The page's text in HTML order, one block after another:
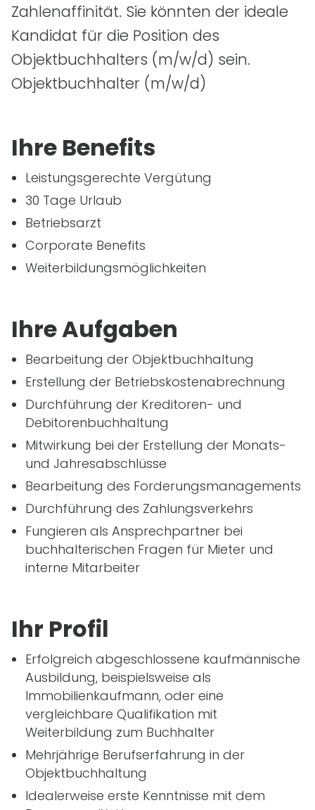
Zahlenaffinität. Sie könnten der ideale
Kandidat für die Position des
Objektbuchhalters (m/w/d) sein.
Objektbuchhalter (m/w/d)
Ihre Benefits
Leistungsgerechte Vergütung
30 Tage Urlaub
Betriebsarzt
Corporate Benefits
Weiterbildungsmöglichkeiten
Ihre Aufgaben
Bearbeitung der Objektbuchhaltung
Erstellung der Betriebskostenabrechnung
Durchführung der Kreditoren- und
Debitorenbuchhaltung
Mitwirkung bei der Erstellung der Monats-
und Jahresabschlüsse
Bearbeitung des Forderungsmanagements
Durchführung des Zahlungsverkehrs
Fungieren als Ansprechpartner bei
buchhalterischen Fragen für Mieter und
interne Mitarbeiter
Ihr Profil
Erfolgreich abgeschlossene kaufmännische
Ausbildung, beispielsweise als
Immobilienkaufmann, oder eine
vergleichbare Qualifikation mit
Weiterbildung zum Buchhalter
Mehrjährige Berufserfahrung in der
Objektbuchhaltung
Idealerweise erste Kenntnisse mit dem